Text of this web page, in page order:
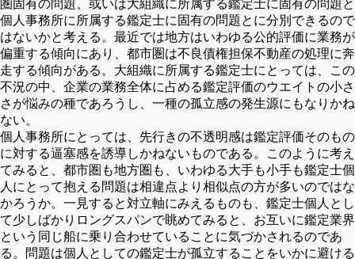
圏固有の問題、或いは大組織に所属する鑑定士に固有の問題と
個人事務所に所属する鑑定士に固有の問題とに分別できるので
はないかと考える。最近では地方はいわゆる公的評価に業務が
偏重する傾向にあり、都市圏は不良債権担保不動産の処理に奔
走する傾向がある。大組織に所属する鑑定士にとっては、この
不況の中、企業の業務全体に占める鑑定評価のウエイトの小さ
さが悩みの種であろうし、一種の孤立感の発生源にもなりかね
ない。
個人事務所にとっては、先行きの不透明感は鑑定評価そのもの
に対する逼塞感を誘導しかねないものである。このように考え
てみると、都市圏も地方圏も、いわゆる大手も小手も鑑定士個
人にとって抱える問題は相違点より相似点の方が多いのではな
かろうか。一見すると対立軸にみえるものも、鑑定士個人とし
て少しばかりロングスパンで眺めてみると、お互いに鑑定業界
という同じ船に乗り合わせていることに気づかされるのであ
る。問題は個人としての鑑定士が孤立することをいかに避ける